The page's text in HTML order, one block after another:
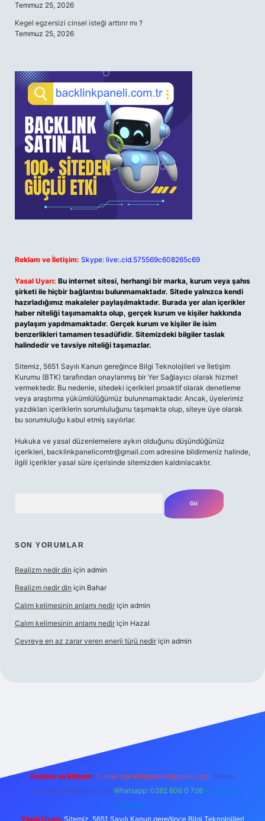
Temmuz 25, 2026
Kegel egzersizi cinsel isteği arttırır mı ?
Temmuz 25, 2026
Reklam ve İletişim: Skype: live:.cid.575569c608265c69
Yasal Uyarı: Bu internet sitesi, herhangi bir marka, kurum veya şahıs
şirketi ile hiçbir bağlantısı bulunmamaktadır. Sitede yalnızca kendi
hazırladığımız makaleler paylaşılmaktadır. Burada yer alan içerikler
haber niteliği taşımamakta olup, gerçek kurum ve kişiler hakkında
paylaşım yapılmamaktadır. Gerçek kurum ve kişiler ile isim
benzerlikleri tamamen tesadüfidir. Sitemizdeki bilgiler taslak
halindedir ve tavsiye niteliği taşımazlar.
Sitemiz, 5651 Sayılı Kanun gereğince Bilgi Teknolojileri ve İletişim
Kurumu (BTK) tarafından onaylanmış bir Yer Sağlayıcı olarak hizmet
vermektedir. Bu nedenle, sitedeki içerikleri proaktif olarak denetleme
veya araştırma yükümlülüğümüz bulunmamaktadır. Ancak, üyelerimiz
yazdıkları içeriklerin sorumluluğunu taşımakta olup, siteye üye olarak
bu sorumluluğu kabul etmiş sayılırlar.
Hukuka ve yasal düzenlemelere aykırı olduğunu düşündüğünüz
içerikleri, backlinkpanelicomtr@gmail.com adresine bildirmeniz halinde,
ilgili içerikler yasal süre içerisinde sitemizden kaldırılacaktır.
SON YORUMLAR
Realizm nedir din için admin
Realizm nedir din için Bahar
Çalım kelimesinin anlamı nedir için admin
Çalım kelimesinin anlamı nedir için Hazal
Çevreye en az zarar veren enerji türü nedir için admin
Reklam ve İletişim: E-mail: backlinkpaneli@gmail.com Teams:
forumhizmeti@gmail.com Whatsapp: 0262 606 0 726 Telegram:
@karabul
Yasal Uyarı: Sitemiz, 5651 Sayılı Kanun gereğince Bilgi Teknolojileri